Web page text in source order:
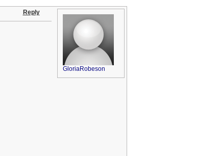
Reply
GloriaRobeson